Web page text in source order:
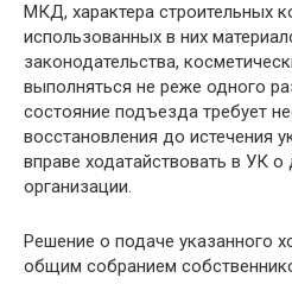
МКД, характера строительных
использованных в них
законодательства,
выполняться не реже одного
состояние подъезда требует
восстановления до истечения
вправе ходатайствовать в УК о
организации.
Решение о подаче указанного
общим собранием